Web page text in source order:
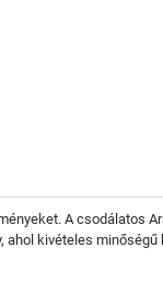
A csodálatos
ahol kivételes minőségű